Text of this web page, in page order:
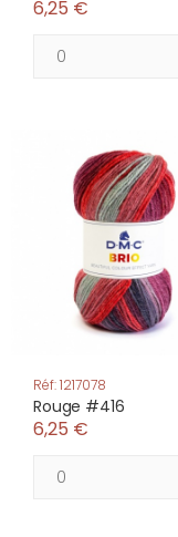
6,25 €
Réf: 1217078
Rouge #416
6,25 €